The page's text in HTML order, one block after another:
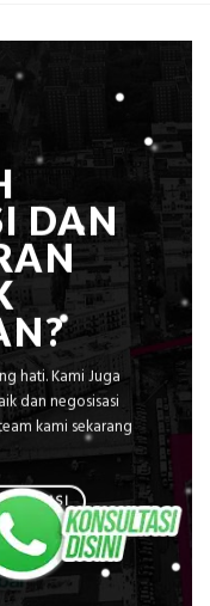
DAN
hati. Kami Juga
dan negosisasi
kami sekarang